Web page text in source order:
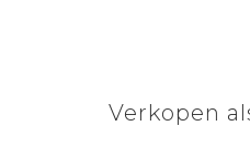
Verkopen